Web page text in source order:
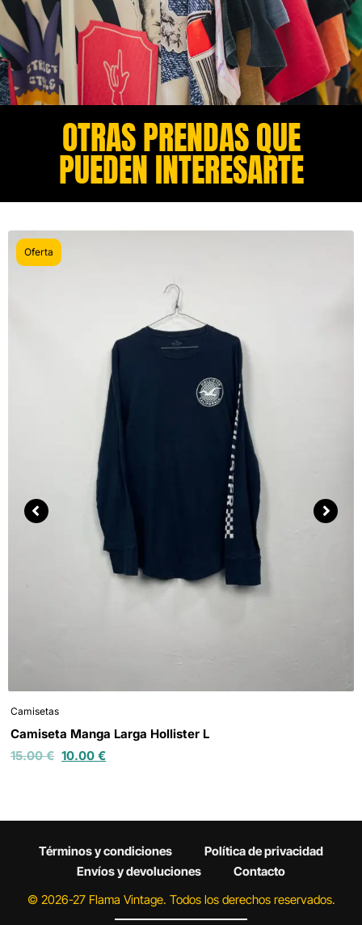
OTRAS PRENDAS QUE
PUEDEN INTERESARTE​
Oferta
Camisetas
Camiseta Manga Larga Hollister L
15.00€ 10.00€
Términos y condiciones
Política de privacidad
Envíos y devoluciones
Contacto
© 2026-27 Flama Vintage. Todos los derechos reservados.